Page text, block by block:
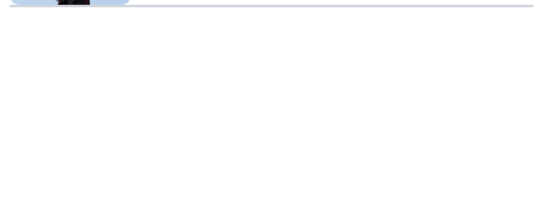
hattrick Verstappen